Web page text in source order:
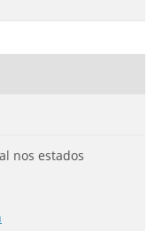
nos estados